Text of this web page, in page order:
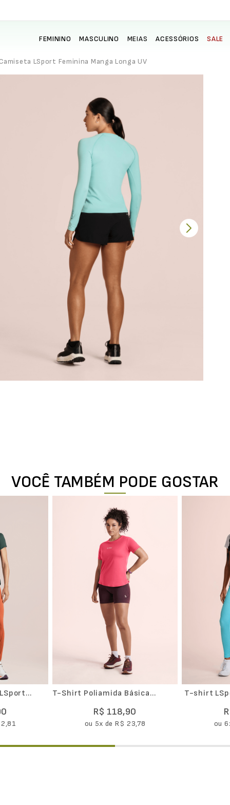
FEMININO MASCULINO MEIAS ACESSÓRIOS SALE
LSport Feminina Manga Longa UV
VOCÊ TAMBÉM PODE GOSTAR
,81
T-Shirt Poliamida Básica
R$ 118,90
ou 5x de R$ 23,78
T-shirt
ou 6